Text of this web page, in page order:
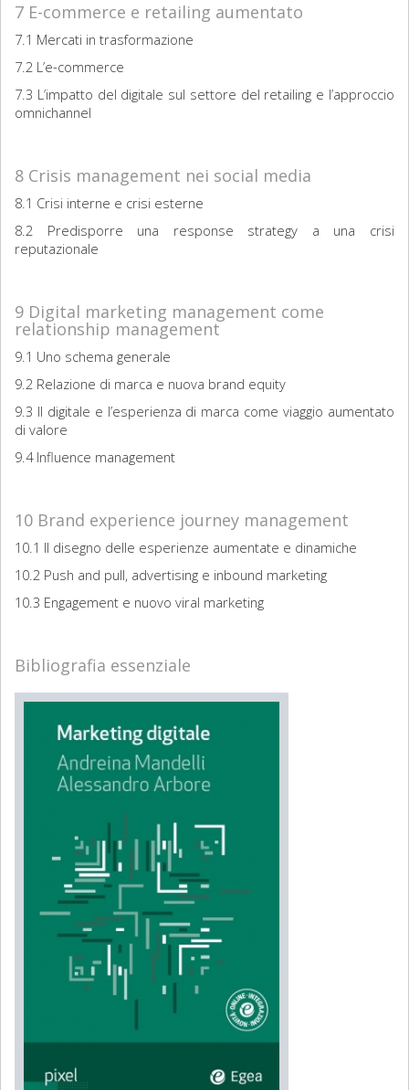
7 E-commerce e retailing aumentato
7.1 Mercati in trasformazione
7.2 L’e-commerce
7.3 L’impatto del digitale sul settore del retailing e l’approccio
omnichannel
8 Crisis management nei social media
8.1 Crisi interne e crisi esterne
8.2 Predisporre una response strategy a una crisi
reputazionale
9 Digital marketing management come
relationship management
9.1 Uno schema generale
9.2 Relazione di marca e nuova brand equity
9.3 Il digitale e l’esperienza di marca come viaggio aumentato
di valore
9.4 Influence management
10 Brand experience journey management
10.1 Il disegno delle esperienze aumentate e dinamiche
10.2 Push and pull, advertising e inbound marketing
10.3 Engagement e nuovo viral marketing
Bibliografia essenziale